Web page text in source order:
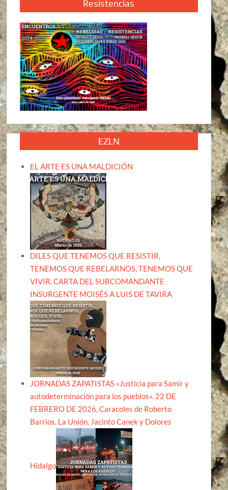
Resistencias
EZLN
EL ARTE ES UNA MALDICIÓN
DILES QUE TENEMOS QUE RESISTIR,
TENEMOS QUE REBELARNOS, TENEMOS QUE
VIVIR. CARTA DEL SUBCOMANDANTE
INSURGENTE MOISÉS A LUIS DE TAVIRA
JORNADAS ZAPATISTAS «Justicia para Samir y
autodeterminación para los pueblos». 22 DE
FEBRERO DE 2026, Caracoles de Roberto
Barrios, La Unión, Jacinto Canek y Dolores
Hidalgo